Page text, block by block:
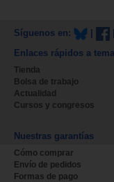
Síguenos en:
Enlaces rápidos a
Tienda
Bolsa de trabajo
Actualidad
Cursos y congresos
Nuestras garantías
Cómo comprar
Envío de pedidos
Formas de pago